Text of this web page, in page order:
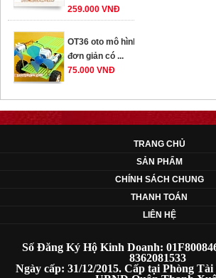
OT36 oto mô hình
đơn giản có ...
OT5 ôtô mô hình
352.000 VNĐ
TRANG CHỦ
SẢN PHẨM
CHÍNH SÁCH CHUNG
THANH TOÁN
LIÊN HỆ
Số Đăng Ký Hộ Kinh Doanh:
8362081533
Ngày cấp: 31/12/2015. Cấp tại Phòng